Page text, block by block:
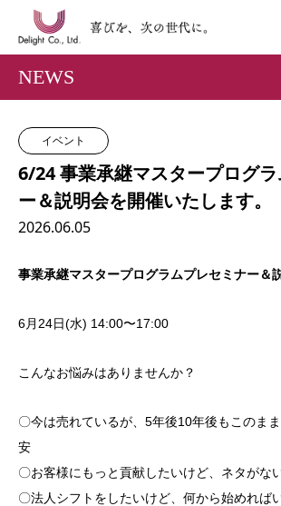
NEWS
イベント
6/24 事業承継マスタープログ
ー＆説明会を開催いたします。
2026.06.05
事業承継マスタープログラムプレセミナー＆
6月24日(水) 14:00〜17:00
こんなお悩みはありませんか？
〇今は売れているが、5年後10年後もこのま
安
〇お客様にもっと貢献したいけど、ネタがな
〇法人シフトをしたいけど、何から始めれば